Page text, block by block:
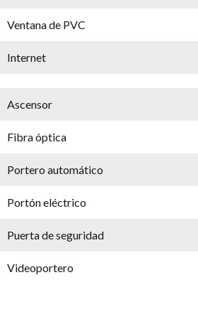
Ventana de PVC
Internet
Ascensor
Fibra óptica
Portero automático
Portón eléctrico
Puerta de seguridad
Videoportero